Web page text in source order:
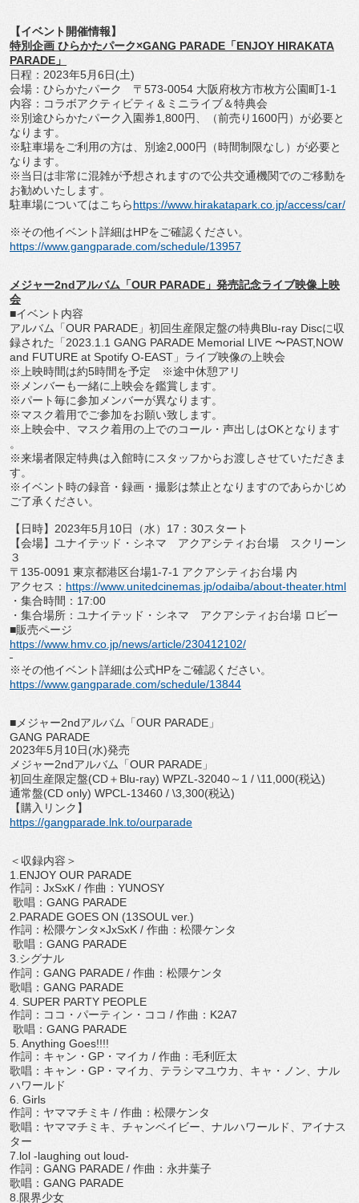
【イベント開催情報】
特別企画 ひらかたパーク×GANG PARADE 「ENJOY HIRAKATA
PARADE 」
日程： 2023年5月6日(土)
会場：ひらかたパーク 〒 573-0054 大阪府枚方市枚方公園町1-1
内容：コラボアクティビティ＆ミニライブ＆特典会
※別途ひらかたパーク入園券1,800円、（前売り 1600円） が必要と
なります。
※駐車場をご利用の方は、別途2,000円（時間制限なし） が必要と
なります。
※当日は非常に混雑が予想されますので公共交通機関でのご移動を
お勧めいたします。
駐車場についてはこちらhttps://www. hirakatapark.co.jp/access/car/
※その他イベント詳細はHPをご確認ください。
https://www.gangparade.com/schedule/13957
メジャー2ndアルバム「OUR PARADE 」発売記念ライブ映像上映
会
■イベント内容
アルバム「OUR PARADE 」初回生産限定盤の特典Blu-ray Discに収
録された「2023.1.1 GANG PARADE Memorial LIVE 〜PAST,NOW
and FUTURE at Spotify O-EAST 」ライブ映像の上映会
※上映時間は約5時間を予定 ※途中休憩アリ
※メンバーも一緒に上映会を鑑賞します。
※パート毎に参加メンバーが異なります。
※マスク着用でご参加をお願い致します。
※上映会中、マスク着用の上でのコール・声出しはOKとなります
。
※来場者限定特典は入館時にスタッフからお渡しさせていただきま
す。
※イベント時の録音・録画・ 撮影は禁止となりますのであらかじめ
ご了承ください。
【日時】 2023年5月 10日（水） 17 ： 30スタート
【会場】ユナイテッド・シネマ アクアシティお台場 スクリーン
３
〒 135-0091 東京都港区台場1-7-1 アクアシティお台場 内
アクセス： https://www. unitedcinemas.jp/odaiba/about-theater.html
・集合時間： 17:00
・集合場所：ユナイテッド・シネマ アクアシティお台場 ロビー
■販売ページ
https://www.hmv.co.jp/news/article/230412102/
※その他イベント詳細は公式HPをご確認ください。
https://www.gangparade.com/schedule/13844
■メジャー2ndアルバム「OUR PARADE 」
GANG PARADE
2023年5月 10日(水)発売
メジャー2ndアルバム「OUR PARADE 」
初回生産限定盤(CD＋ Blu-ray) WPZL-32040～ 1 / \11,000(税込)
通常盤(CD only) WPCL-13460 / \3,300(税込)
【購入リンク】
https://gangparade.lnk.to/ourparade
＜収録内容＞
1.ENJOY OUR PARADE
作詞： JxSxK / 作曲： YUNOSY
歌唱： GANG PARADE
2.PARADE GOES ON (13SOUL ver.)
作詞：松隈ケンタ×JxSxK / 作曲：松隈ケンタ
歌唱： GANG PARADE
3. シグナル
作詞： GANG PARADE / 作曲：松隈ケンタ
歌唱： GANG PARADE
4. SUPER PARTY PEOPLE
作詞：ココ・パーティン・ココ / 作曲： K2A7
歌唱： GANG PARADE
5. Anything Goes!!!!
作詞：キャン・ GP ・マイカ / 作曲：毛利匠太
歌唱：キャン・ GP ・マイカ、テラシマユウカ、キャ・ノン、 ナル
ハワールド
6. Girls
作詞：ヤママチミキ / 作曲：松隈ケンタ
歌唱：ヤママチミキ、チャンベイビー、ナルハワールド、 アイナス
ター
7.lol -laughing out loud-
作詞： GANG PARADE / 作曲：永井葉子
歌唱： GANG PARADE
8. 限界少女